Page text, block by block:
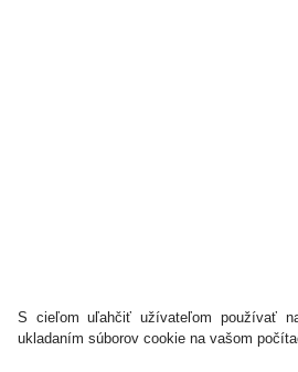
S cieľom uľahčiť užívateľom používať
ukladaním súborov cookie na vašom